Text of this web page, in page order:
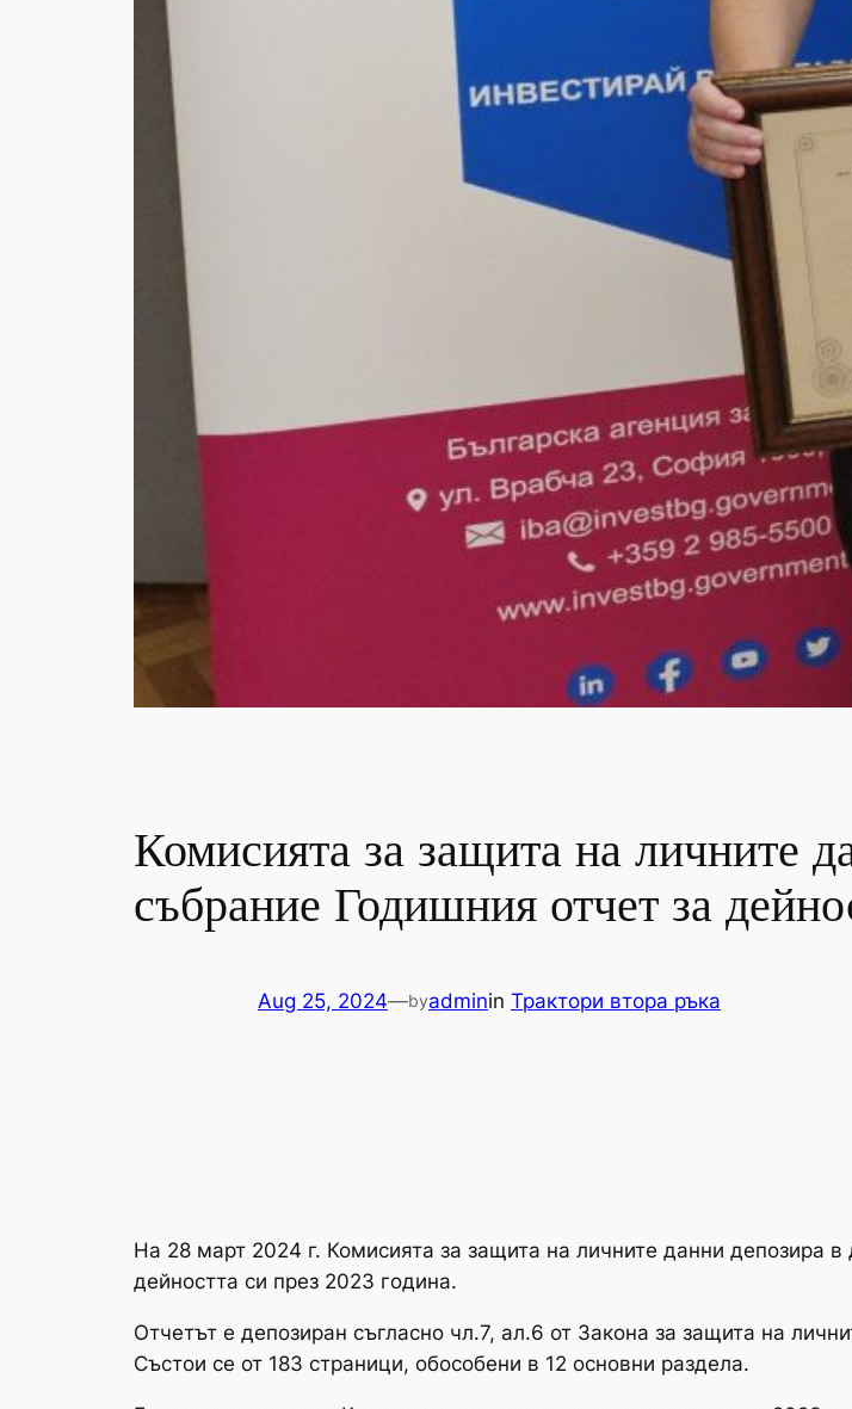
Комисията за защита на личните
събрание Годишния отчет за
Aug 25, 2024—byadminin Трактори втора ръка
На 28 март 2024 г. Комисията за защита на личните данни депозира
дейността си през 2023 година.
Отчетът е депозиран съгласно чл.7, ал.6 от Закона за защита на
Състои се от 183 страници, обособени в 12 основни раздела.